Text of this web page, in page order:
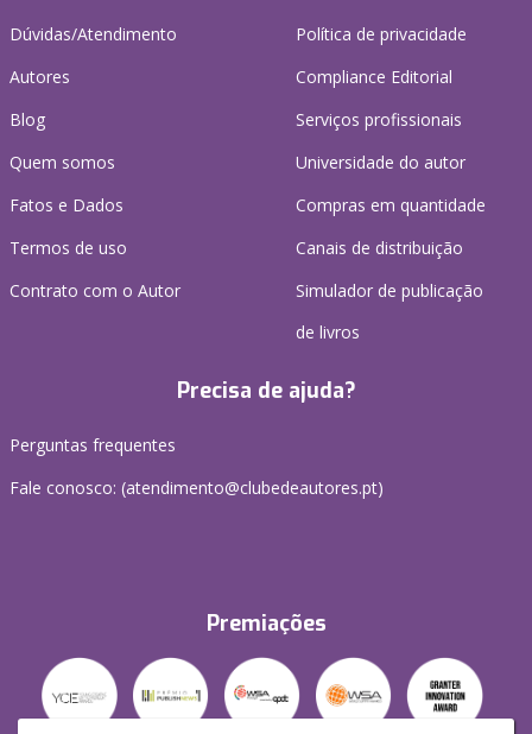
Dúvidas/Atendimento
Autores
Blog
Quem somos
Fatos e Dados
Termos de uso
Contrato com o Autor
Política de privacidade
Compliance Editorial
Serviços profissionais
Universidade do autor
Compras em quantidade
Canais de distribuição
Simulador de publicação
de livros
Precisa de ajuda?
Perguntas frequentes
Fale conosco: (atendimento@clubedeautores.pt)
Premiações